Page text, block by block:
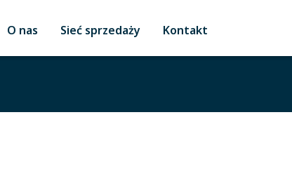
O nas Sieć sprzedaży Kontakt